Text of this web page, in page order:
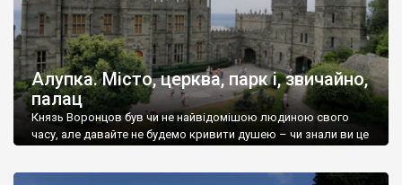
Алупка. Місто, церква, парк і, звичайно,
палац
Князь Воронцов був чи не найвідомішою людиною свого
часу, але давайте не будемо кривити душею – чи знали ви це